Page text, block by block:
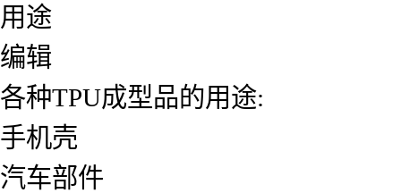
用途
编辑
各种TPU成型品的用途:
手机壳
汽车部件